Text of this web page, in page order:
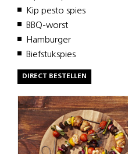
Kip pesto spies
BBQ-worst
Hamburger
Biefstukspies
DIRECT BESTELLEN